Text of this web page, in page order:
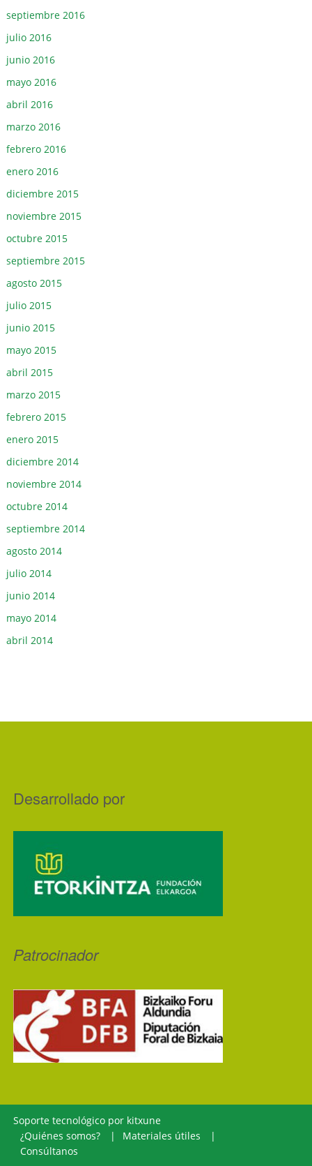
septiembre 2016
julio 2016
junio 2016
mayo 2016
abril 2016
marzo 2016
febrero 2016
enero 2016
diciembre 2015
noviembre 2015
octubre 2015
septiembre 2015
agosto 2015
julio 2015
junio 2015
mayo 2015
abril 2015
marzo 2015
febrero 2015
enero 2015
diciembre 2014
noviembre 2014
octubre 2014
septiembre 2014
agosto 2014
julio 2014
junio 2014
mayo 2014
abril 2014
Desarrollado por
Patrocinador
Soporte tecnológico por kitxune
¿Quiénes somos?
Materiales útiles
Consúltanos